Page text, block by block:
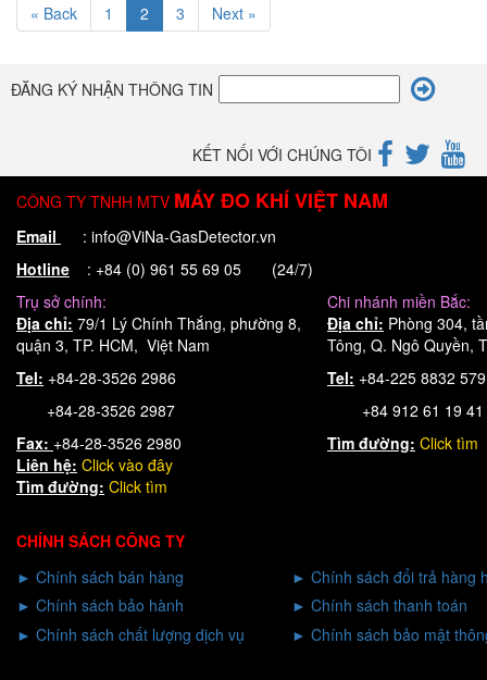
« Back 1 2 3 Next »
ĐĂNG KÝ NHẬN THÔNG TIN
KẾT NỐI VỚI CHÚNG TÔI
CÔNG TY TNHH MTV MÁY ĐO KHÍ VIỆT NAM
Email
: info@ViNa-GasDetector.vn
Hotline : +84 (0) 961 55 69 05 (24/7)
Trụ sở chính:
Chi nhánh miền Bắc:
Địa chỉ: 79/1 Lý Chính Thắng, phường 8,
quận 3, TP. HCM, Việt Nam
Địa chỉ: Phòng 304,
Tông, Q. Ngô Quyền,
Tel: +84-28-3526 2986
+84-28-3526 2987
Tel: +84-225 8832
+84 912 61 19 41
Fax: +84-28-3526 2980 Tìm đường: Click tìm
Liên hệ: Click vào đây
Tìm đường: Click tìm
CHÍNH SÁCH CÔNG TY
► Chính sách bán hàng ► Chính sách đổi trả hàng
► Chính sách bảo hành ► Chính sách thanh toán
► Chính sách chất lượng dịch vụ ► Chính sách bảo mật